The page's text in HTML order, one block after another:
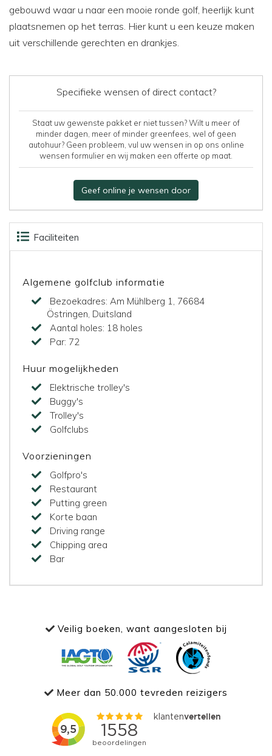
gebouwd waar u naar een mooie ronde golf, heerlijk kunt
plaatsnemen op het terras. Hier kunt u een keuze maken
uit verschillende gerechten en drankjes.
Specifieke wensen of direct contact?
Staat uw gewenste pakket er niet tussen? Wilt u meer of
minder dagen, meer of minder greenfees, wel of geen
autohuur? Geen probleem, vul uw wensen in op ons online
wensen formulier en wij maken een offerte op maat.
Geef online je wensen door
Faciliteiten
Algemene golfclub informatie
Bezoekadres: Am Mühlberg 1, 76684
Östringen, Duitsland
Aantal holes: 18 holes
Par: 72
Huur mogelijkheden
Elektrische trolley's
Buggy's
Trolley's
Golfclubs
Voorzieningen
Golfpro's
Restaurant
Putting green
Korte baan
Driving range
Chipping area
Bar
Veilig boeken, want aangesloten bij
Meer dan 50.000 tevreden reizigers